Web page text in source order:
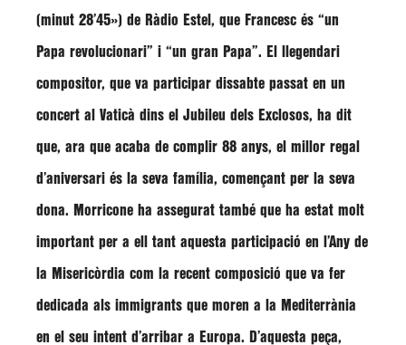
(minut 28’45») de Ràdio Estel , que Francesc és “un
Papa revolucionari” i “un gran Papa”. El llegendari
compositor, que va participar dissabte passat en un
concert al Vaticà dins el Jubileu dels Exclosos, ha dit
que, ara que acaba de complir 88 anys, el millor regal
d’aniversari és la seva família, començant per la seva
dona. Morricone ha assegurat també que ha estat molt
important per a ell tant aquesta participació en l’Any de
la Misericòrdia com la recent composició que va fer
dedicada als immigrants que moren a la Mediterrània
en el seu intent d’arribar a Europa. D’aquesta peça,